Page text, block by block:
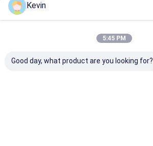
DNAの図書館の構造キット
磁気分離の棚
Kevin
5:45 PM
Good day, what product are you looking for?